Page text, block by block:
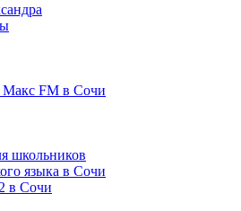
FM в Сочи
школьников
языка в Сочи
в Сочи